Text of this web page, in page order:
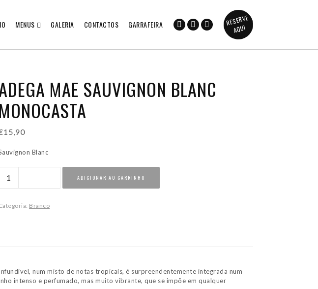
MENUS GALERIA CONTACTOS GARRAFEIRA RESERVE
AQUI
MAE SAUVIGNON BLANC
MONOCASTA
15,90
Blanc
ADICIONAR AO CARRINHO
Branco
num misto de notas tropicais, é surpreendentemente integrada num
intenso e perfumado, mas muito vibrante, que se impõe em qualquer